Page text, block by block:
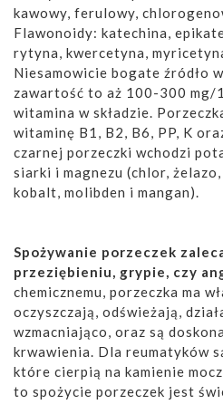
kawowy, ferulowy,
Flawonoidy: katechina,
rytyna, kwercetyna,
Niesamowicie bogate źródło
zawartość to aż 100-300 mg/
witamina w składzie.
witaminę B1, B2, B6, PP, K
czarnej porzeczki wchodzi
siarki i magnezu (chlor,
kobalt, molibden i mangan).
Spożywanie porzeczek
przeziębieniu, grypie, czy
chemicznemu, porzeczka ma
oczyszczają, odświeżają,
wzmacniająco, oraz są
krwawienia. Dla reumatyków
które cierpią na kamienie
to spożycie porzeczek jest